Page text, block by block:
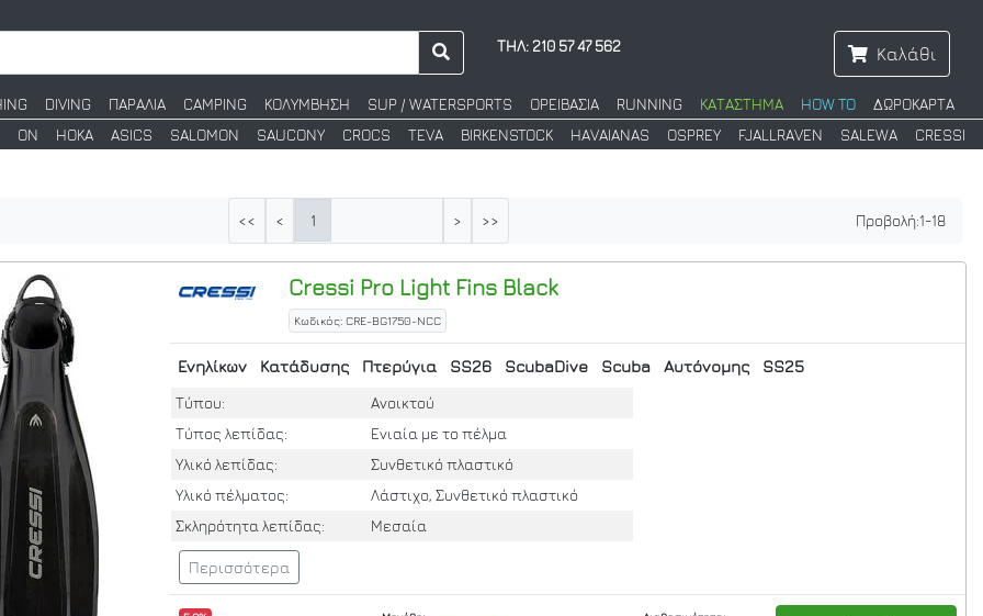
ΤΗΛ: 210 57 47 562 Καλάθι
DIVING ΠΑΡΑΛΙΑ CAMPING ΚΟΛΥΜΒΗΣΗ SUP / WATERSPORTS ΟΡΕΙΒΑΣΙΑ RUNNING ΚΑΤΑΣΤΗΜΑ HOW TO
ΔΩΡΟΚΑΡΤΑ
ON HOKA ASICS SALOMON SAUCONY CROCS TEVA BIRKENSTOCK HAVAIANAS OSPREY FJALLRAVEN SALEWA CRESSI
<< < 1 > >> Προβολή:1-18
Cressi Pro Light Fins Black
Κωδικός: CRE-BG1750-NCC
Ενηλίκων Κατάδυσης Πτερύγια SS26 ScubaDive Scuba Αυτόνομης SS25
Τύπου:
Ανοικτού
Τύπος λεπίδας:
Ενιαία με το πέλμα
Υλικό λεπίδας:
Συνθετικό πλαστικό
Υλικό πέλματος:
Λάστιχο, Συνθετικό πλαστικό
Σκληρότητα λεπίδας:
Μεσαία
Περισσότερα